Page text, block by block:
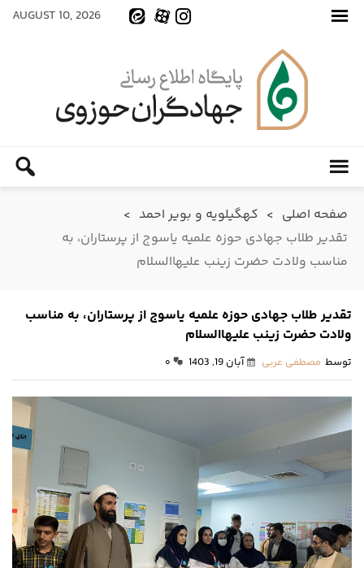
AUGUST 10, 2026
صفحه اصلی > کهگیلویه و بویر احمد >
تقدیر طلاب جهادی حوزه علمیه یاسوج از پرستاران، به
مناسب ولادت حضرت زینب علیهاالسلام
تقدیر طلاب جهادی حوزه علمیه یاسوج از پرستاران، به مناسب
ولادت حضرت زینب علیهاالسلام
توسط مصطفی عربی آبان 19, 1403 ۰